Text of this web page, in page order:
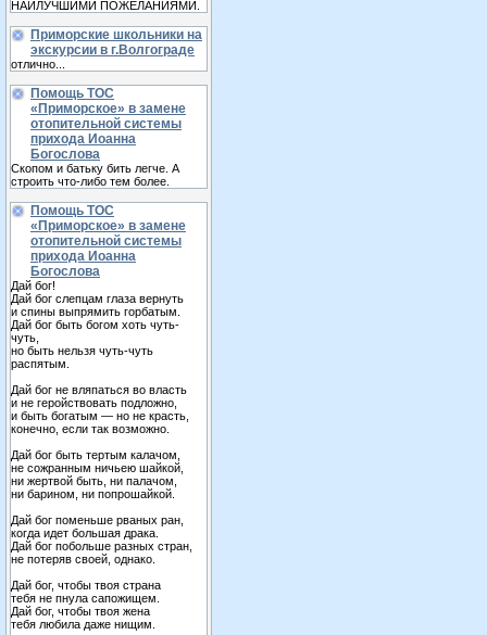
НАИЛУЧШИМИ ПОЖЕЛАНИЯМИ.
Приморские школьники на
экскурсии в г.Волгограде
отлично...
Помощь ТОС
«Приморское» в замене
отопительной системы
прихода Иоанна
Богослова
Скопом и батьку бить легче. А
строить что-либо тем более.
Помощь ТОС
«Приморское» в замене
отопительной системы
прихода Иоанна
Богослова
Дай бог!
Дай бог слепцам глаза вернуть
и спины выпрямить горбатым.
Дай бог быть богом хоть чуть-
чуть,
но быть нельзя чуть-чуть
распятым.
Дай бог не вляпаться во власть
и не геройствовать подложно,
и быть богатым — но не красть,
конечно, если так возможно.
Дай бог быть тертым калачом,
не сожранным ничьею шайкой,
ни жертвой быть, ни палачом,
ни барином, ни попрошайкой.
Дай бог поменьше рваных ран,
когда идет большая драка.
Дай бог побольше разных стран,
не потеряв своей, однако.
Дай бог, чтобы твоя страна
тебя не пнула сапожищем.
Дай бог, чтобы твоя жена
тебя любила даже нищим.